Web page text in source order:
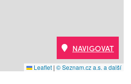
Leaflet | © Seznam.cz a.s. a další
NAVIGOVAT